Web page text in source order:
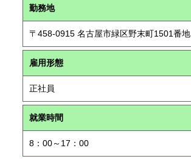
勤務地
〒458-0915 名古屋市緑区野末町1501番地
雇用形態
正社員
就業時間
8：00～17：00